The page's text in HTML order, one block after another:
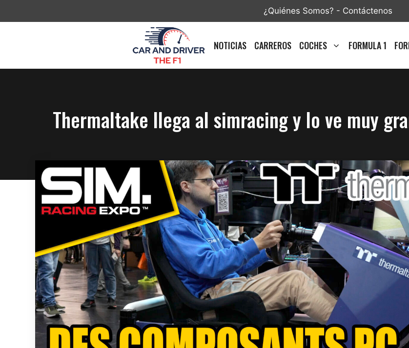
¿Quiénes Somos? - Contáctenos
NOTICIAS CARREROS COCHES FORMULA 1
Thermaltake llega al simracing y lo ve muy